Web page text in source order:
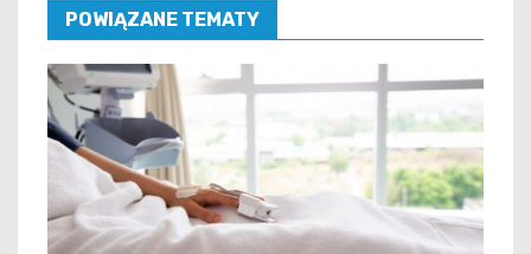
POWIĄZANE TEMATY